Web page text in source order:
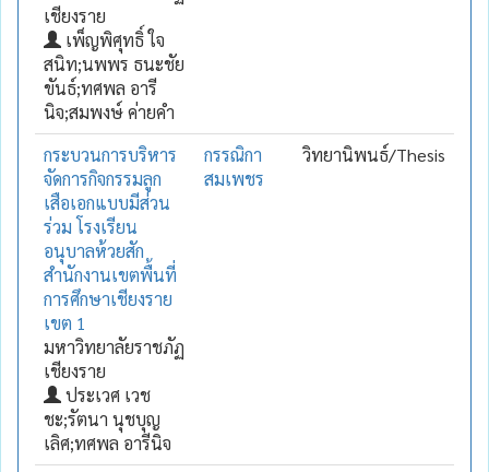
เชียงราย
เพ็ญพิศุทธิ์ ใจ
สนิท;นพพร ธนะชัย
ขันธ์;ทศพล อารี
นิจ;สมพงษ์ ค่ายคำ
กระบวนการบริหาร
จัดการกิจกรรมลูก
เสือเอกแบบมีส่วน
ร่วม โรงเรียน
อนุบาลห้วยสัก
สำนักงานเขตพื้นที่
การศึกษาเชียงราย
เขต 1
มหาวิทยาลัยราชภัฏ
เชียงราย
ประเวศ เวช
ชะ;รัตนา นุชบุญ
เลิศ;ทศพล อารีนิจ
กรรณิกา
สมเพชร
วิทยานิพนธ์/Thesis